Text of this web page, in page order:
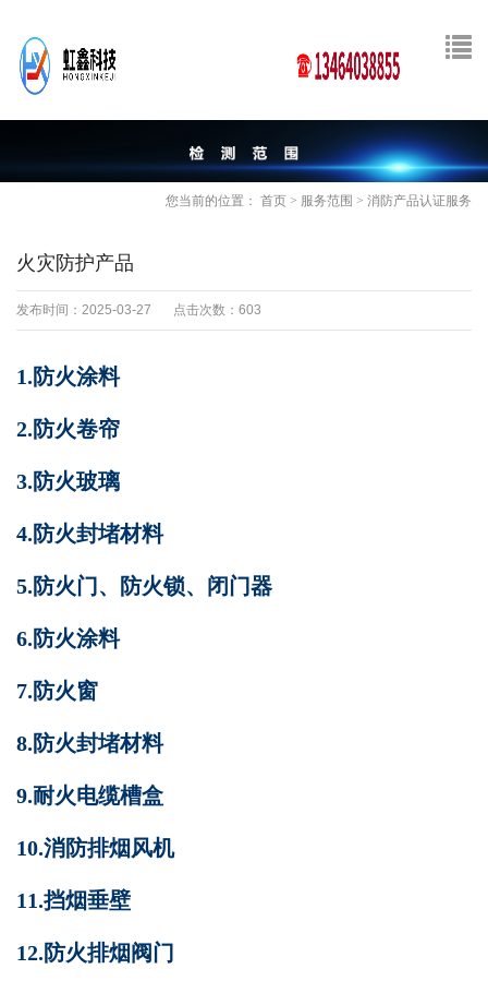
您当前的位置： 首页 > 服务范围 > 消防产品认证服务
火灾防护产品
发布时间：2025-03-27 点击次数：603
1.防火涂料
2.防火卷帘
3.防火玻璃
4.防火封堵材料
5.防火门、防火锁、闭门器
6.防火涂料
7.防火窗
8.防火封堵材料
9.耐火电缆槽盒
10.消防排烟风机
11.挡烟垂壁
12.防火排烟阀门